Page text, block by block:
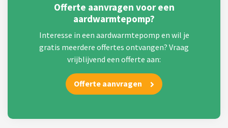
Offerte aanvragen voor een
aardwarmtepomp?
Interesse in een aardwarmtepomp en wil je
gratis meerdere offertes ontvangen? Vraag
vrijblijvend een offerte aan:
Offerte aanvragen